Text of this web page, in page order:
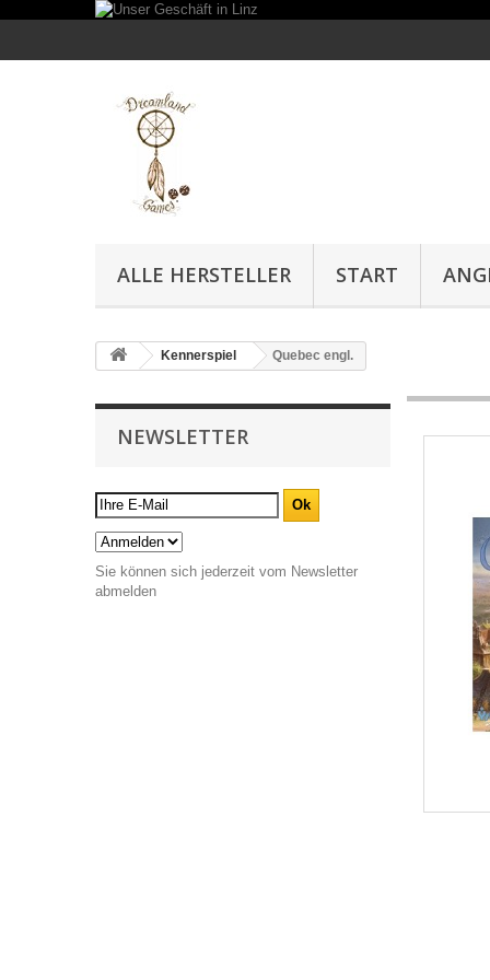
ALLE HERSTELLER START
Kennerspiel Quebec engl.
NEWSLETTER
Sie können sich jederzeit vom Newsletter
abmelden